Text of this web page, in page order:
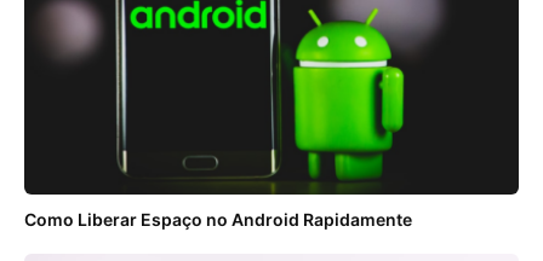
Como Liberar Espaço no Android Rapidamente